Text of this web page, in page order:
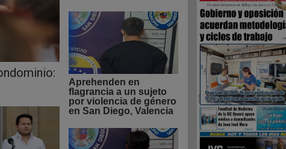
Aprehenden en
flagrancia a un sujeto
por violencia de género
en San Diego, Valencia